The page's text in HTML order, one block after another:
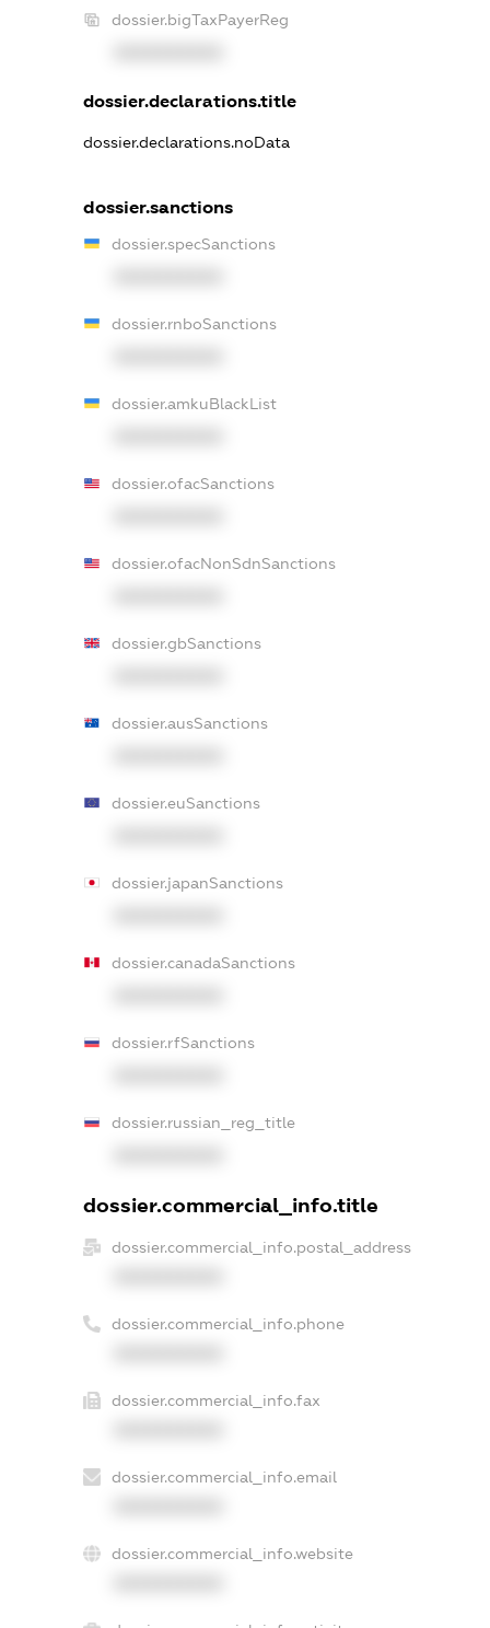
dossier.bigTaxPayerReg
dossier.declarations.title
dossier.declarations.noData
dossier.sanctions
dossier.specSanctions
dossier.rnboSanctions
dossier.amkuBlackList
dossier.ofacSanctions
dossier.ofacNonSdnSanctions
dossier.gbSanctions
dossier.ausSanctions
dossier.euSanctions
dossier.japanSanctions
dossier.canadaSanctions
dossier.rfSanctions
dossier.russian_reg_title
dossier.commercial_info.title
dossier.commercial_info.postal_address
dossier.commercial_info.phone
dossier.commercial_info.fax
dossier.commercial_info.email
dossier.commercial_info.website